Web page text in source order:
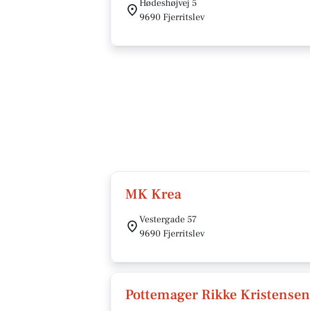
Hødeshøjvej 5
9690 Fjerritslev
MK Krea
Vestergade 57
9690 Fjerritslev
Pottemager Rikke Kristensen